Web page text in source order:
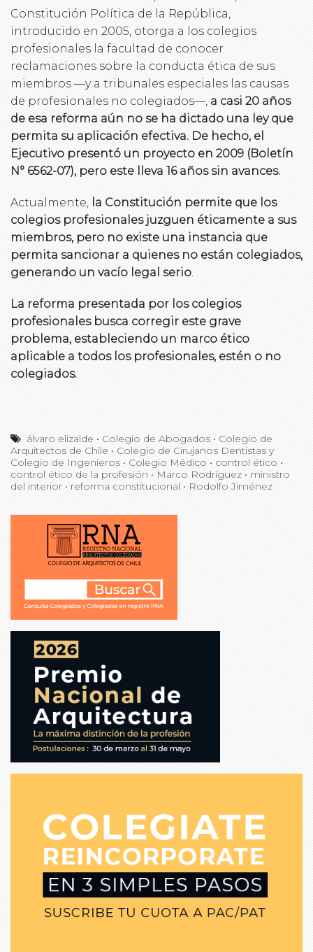
Constitución Política de la República,
introducido en 2005, otorga a los colegios
profesionales la facultad de conocer
reclamaciones sobre la conducta ética de sus
miembros —y a tribunales especiales las causas
de profesionales no colegiados—, a casi 20 años
de esa reforma aún no se ha dictado una ley que
permita su aplicación efectiva. De hecho, el
Ejecutivo presentó un proyecto en 2009 (Boletín
N° 6562-07), pero este lleva 16 años sin avances.
Actualmente, la Constitución permite que los
colegios profesionales juzguen éticamente a sus
miembros, pero no existe una instancia que
permita sancionar a quienes no están colegiados,
generando un vacío legal serio.
La reforma presentada por los colegios
profesionales busca corregir este grave
problema, estableciendo un marco ético
aplicable a todos los profesionales, estén o no
colegiados.
álvaro elizalde • Colegio de Abogados • Colegio de
Arquitectos de Chile • Colegio de Cirujanos Dentistas y
Colegio de Ingenieros • Colegio Médico • control ético •
control ético de la profesión • Marco Rodríguez • ministro
del interior • reforma constitucional • Rodolfo Jiménez